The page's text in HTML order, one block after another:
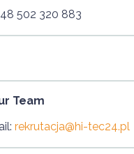
502 320 883
Team
rekrutacja@hi-tec24.pl